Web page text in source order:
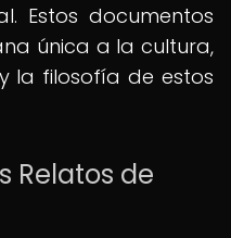
Estos documentos
única a la cultura,
la filosofía de estos
Relatos de